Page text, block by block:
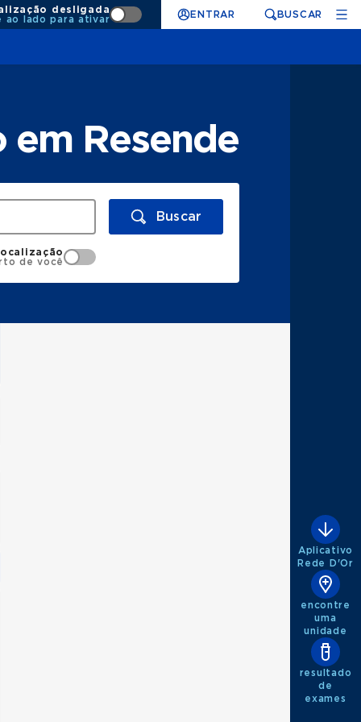
desligada
ao lado para ativar
ENTRAR BUSCAR
Resende
Buscar
de você
Aplicativo
Rede D'Or
encontre
uma
unidade
resultado
de
exames